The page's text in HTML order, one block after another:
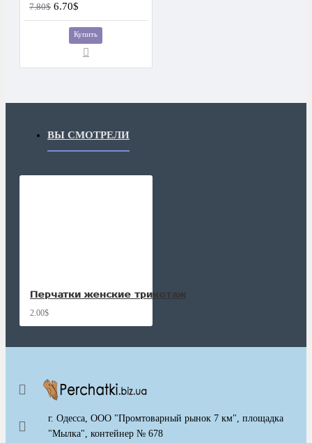
7.80$ 6.70$
Купить
ВЫ СМОТРЕЛИ
Перчатки женские трикотаж
2.00$
г. Одесса, ООО "Промтоварный рынок 7 км", площадка
"Мылка", контейнер № 678